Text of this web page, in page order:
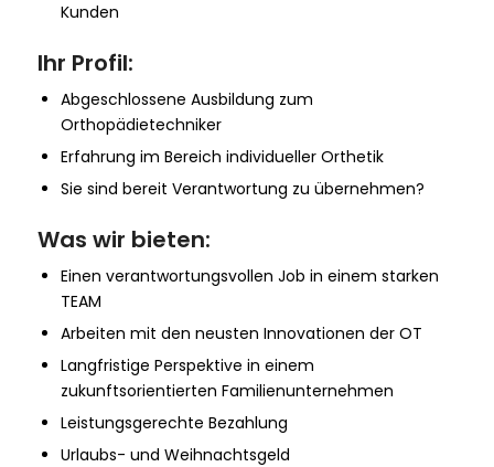
Kunden
Ihr Profil:
Abgeschlossene Ausbildung zum
Orthopädietechniker
Erfahrung im Bereich individueller Orthetik
Sie sind bereit Verantwortung zu übernehmen?
Was wir bieten:
Einen verantwortungsvollen Job in einem starken
TEAM
Arbeiten mit den neusten Innovationen der OT
Langfristige Perspektive in einem
zukunftsorientierten Familienunternehmen
Leistungsgerechte Bezahlung
Urlaubs- und Weihnachtsgeld